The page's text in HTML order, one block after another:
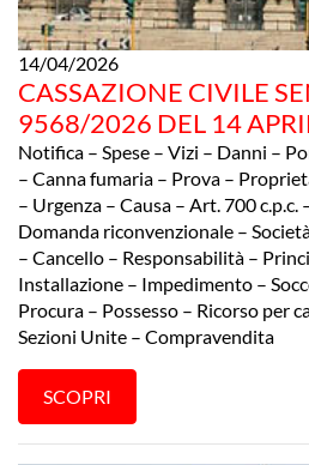
14/04/2026
CASSAZIONE CIVILE
9568/2026 DEL 14
Notifica – Spese – Vizi – Danni –
– Canna fumaria – Prova –
– Urgenza – Causa – Art. 700 c.p.c.
Domanda riconvenzionale –
– Cancello – Responsabilità –
Installazione – Impedimento –
Procura – Possesso – Ricorso per
Sezioni Unite – Compravendita
SCOPRI